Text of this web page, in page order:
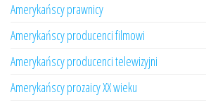
Amerykańscy prawnicy
Amerykańscy producenci filmowi
Amerykańscy producenci telewizyjni
Amerykańscy prozaicy XX wieku